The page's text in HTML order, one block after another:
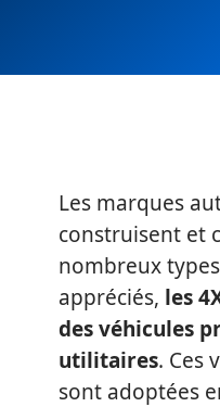
Les marques
construisent et
nombreux
appréciés, les
des véhicules
utilitaires. Ces
sont adoptées